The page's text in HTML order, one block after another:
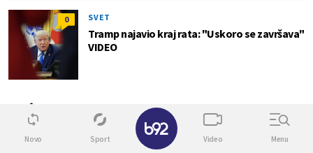
0 SVET
Tramp najavio kraj rata: "Uskoro se završava"
VIDEO
Biz
Novo Sport Video Menu
✕